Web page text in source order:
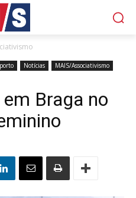
Notícias
MAIS/Associativismo
Braga no